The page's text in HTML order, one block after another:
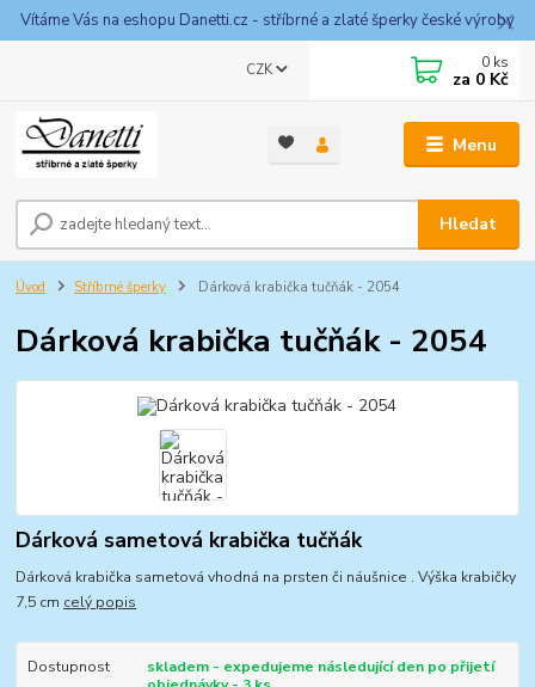
Vítáme Vás na eshopu Danetti.cz - stříbrné a zlaté šperky české výroby
Menu
CZK
Hledat
0 ks
za 0 Kč
Úvod Stříbrné šperky Dárková krabička tučňák - 2054
Dárková krabička tučňák - 2054
Dárková sametová krabička tučňák
Dárková krabička sametová vhodná na prsten či náušnice . Výška krabičky
7,5 cm celý popis
Dostupnost
skladem - expedujeme následující den po přijetí